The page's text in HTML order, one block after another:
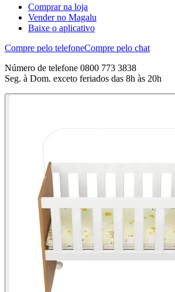
Comprar na loja
Vender no Magalu
Baixe o aplicativo
Compre pelo telefoneCompre pelo chat
Número de telefone 0800 773 3838
Seg. à Dom. exceto feriados das 8h às 20h